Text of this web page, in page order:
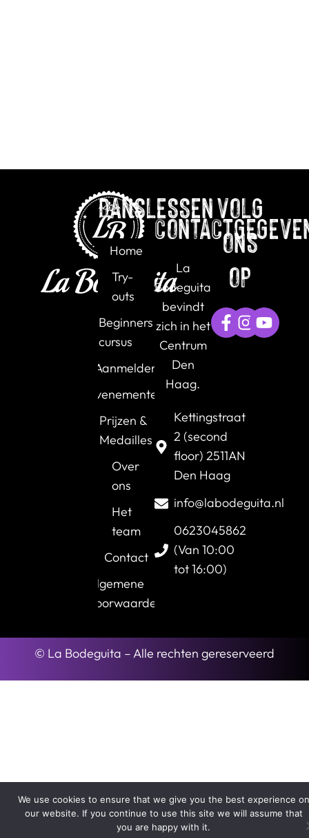
DANSLESSEN
Home
Try-
outs
Beginners
cursus
Aanmelden
Evenementen
Prijzen &
Medailles
Over
ons
Het
team
Contact
Algemene
Voorwaarden
La
Bodeguita
bevindt
zich in het
Centrum
Den
Haag.
Kettingstraat
2 (second
floor) 2511AN
Den Haag
info@labodeguita.nl
0623045862
(Van 10:00
tot 16:00)
VOLG
ONS
OP
© La Bodeguita – Alle rechten gereserveerd
We use cookies to ensure that we give you the best experience on
our website. If you continue to use this site we will assume that
you are happy with it.